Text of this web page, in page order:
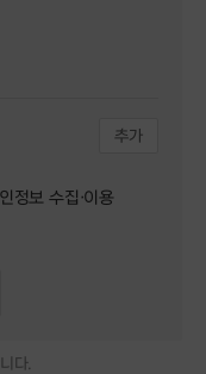
추가
정보 수집·이용
다.